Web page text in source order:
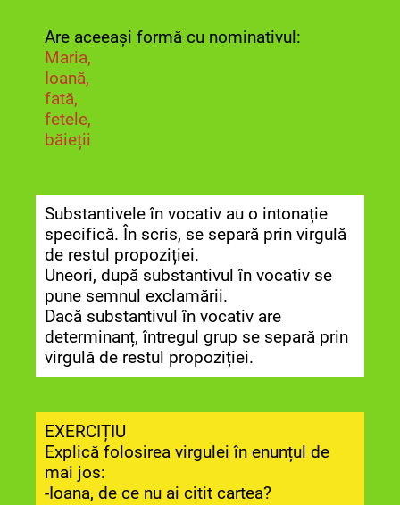
Are aceeași formă cu nominativul:
Maria,
Ioană,
fată,
fetele,
băieții
Substantivele în vocativ au o intonație
specifică. În scris, se separă prin virgulă
de restul propoziției.
Uneori, după substantivul în vocativ se
pune semnul exclamării.
Dacă substantivul în vocativ are
determinanț, întregul grup se separă prin
virgulă de restul propoziției.
EXERCIȚIU
Explică folosirea virgulei în enunțul de
mai jos:
-Ioana, de ce nu ai citit cartea?